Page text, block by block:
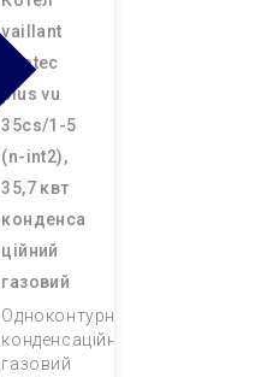
vaillant
ecotec
plus vu
35cs/1-5
(n-int2),
35,7 квт
конденса
ційний
газовий
Одноконтурний
конденсаційний
газовий